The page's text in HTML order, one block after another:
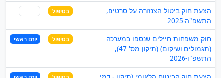
הצעת חוק ביטול הצנזורה על סרטים,
התשפ"ה-2025
בטיפול
חוק משפחות חיילים שנספו במערכה
(תגמולים ושיקום) (תיקון מס' 47),
התשפ"ו-2026
בטיפול יוזם ראשי